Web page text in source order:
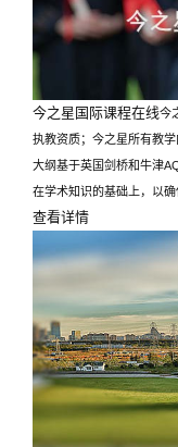
今之星国际课程在线今
执教资质；今之星所有教
大纲基于英国剑桥和牛津
在学术知识的基础上，以
查看详情